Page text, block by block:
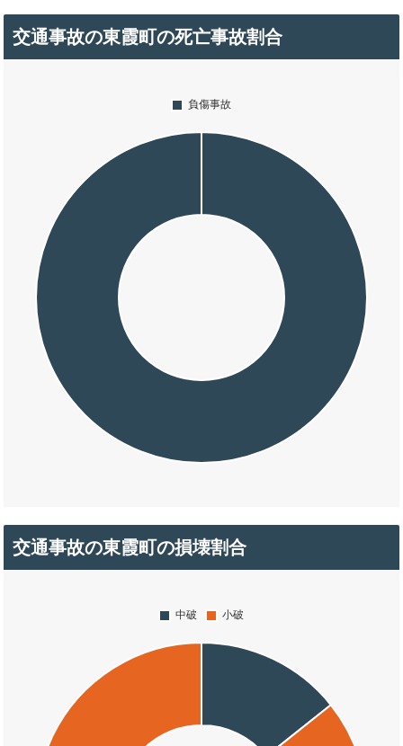
交通事故の東霞町の死亡事故割合
交通事故の東霞町の損壊割合